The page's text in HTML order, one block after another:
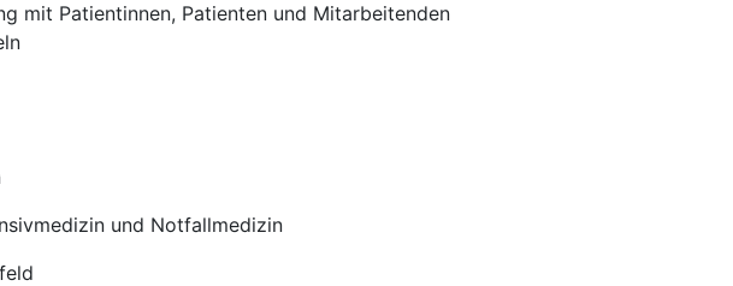
mit Patientinnen, Patienten und Mitarbeitenden
und Notfallmedizin